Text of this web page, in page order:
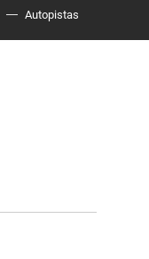
Autopistas